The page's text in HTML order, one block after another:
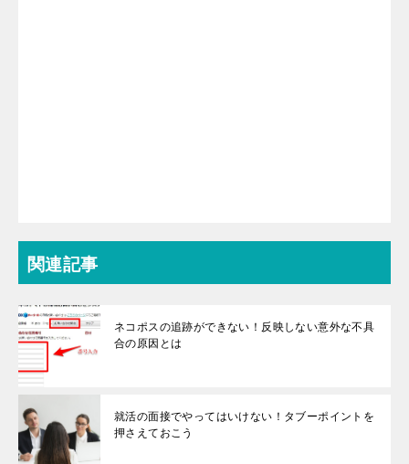
関連記事
ネコポスの追跡ができない！反映しない意外な不具
合の原因とは
就活の面接でやってはいけない！タブーポイントを
押さえておこう